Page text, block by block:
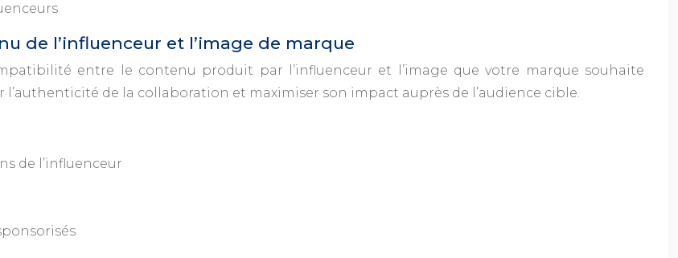
de l’influenceur et l’image de marque
entre le contenu produit par l’influenceur et l’image que votre marque souhaite
de la collaboration et maximiser son impact auprès de l’audience cible.
de l’influenceur